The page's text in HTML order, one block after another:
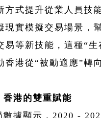
方式提升從業人員技
現實模擬交易場景，
易等新技能，這種“生
香港從“被動適應”轉
香港的雙重賦能
數據顯示，2020 -